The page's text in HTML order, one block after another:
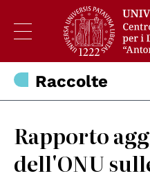
Raccolte
Rapporto
dell'ONU